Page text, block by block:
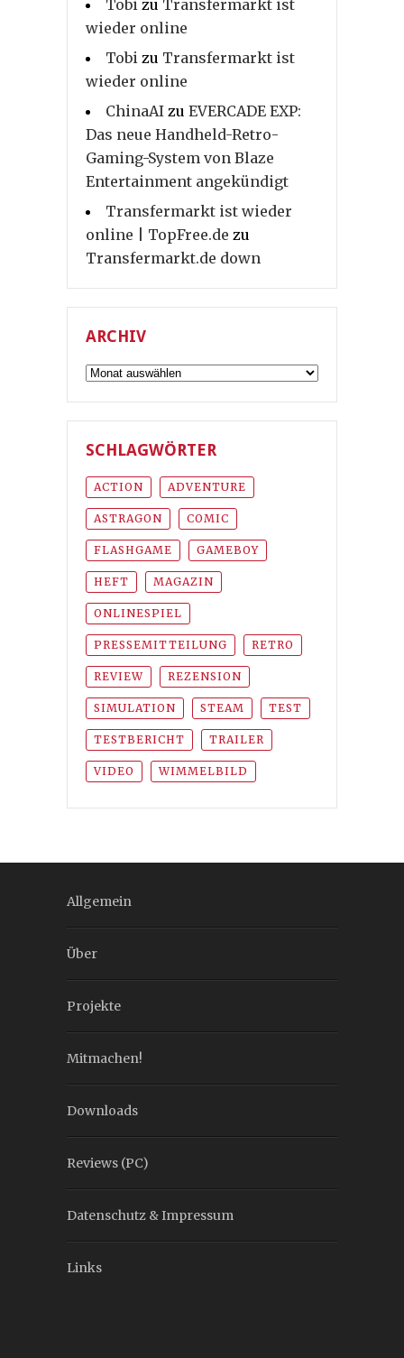
Tobi zu Transfermarkt ist
wieder online
Tobi zu Transfermarkt ist
wieder online
ChinaAI zu EVERCADE EXP:
Das neue Handheld-Retro-
Gaming-System von Blaze
Entertainment angekündigt
Transfermarkt ist wieder
online | TopFree.de zu
Transfermarkt.de down
ARCHIV
Archiv
SCHLAGWÖRTER
ACTION ADVENTURE
ASTRAGON COMIC
FLASHGAME GAMEBOY
HEFT MAGAZIN
ONLINESPIEL
PRESSEMITTEILUNG RETRO
REVIEW REZENSION
SIMULATION STEAM TEST
TESTBERICHT TRAILER
VIDEO WIMMELBILD
Allgemein
Über
Projekte
Mitmachen!
Downloads
Reviews (PC)
Datenschutz & Impressum
Links